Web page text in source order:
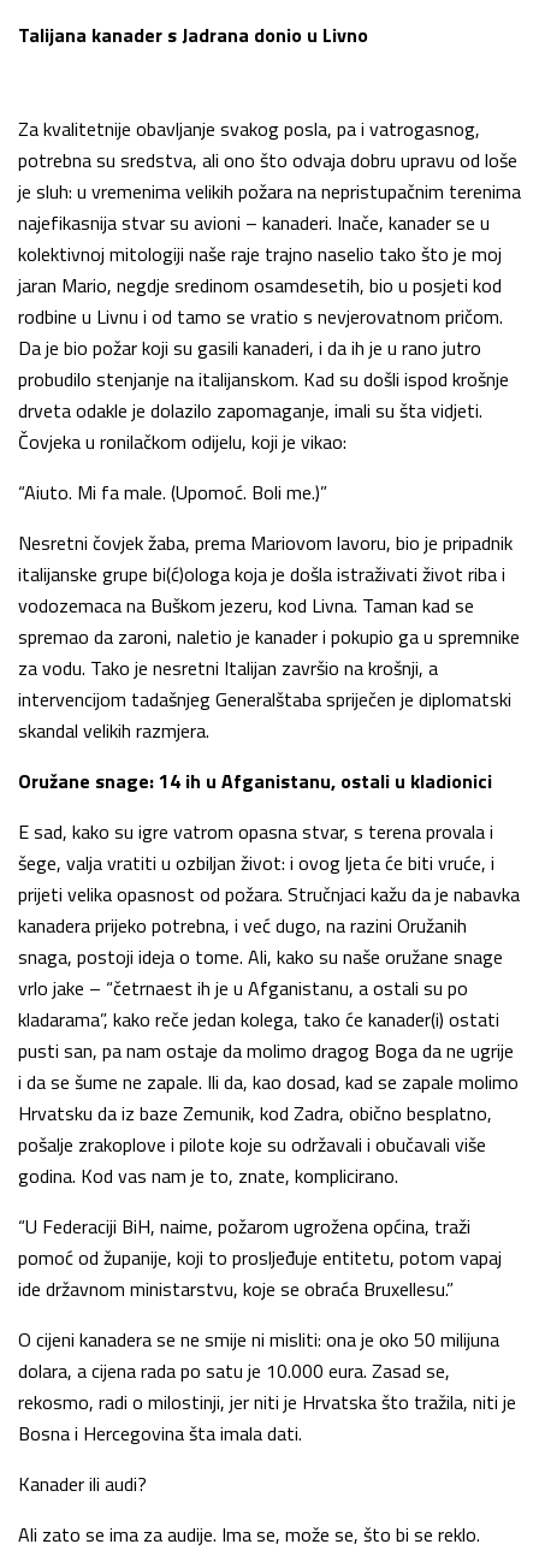
Talijana kanader s Jadrana donio u Livno
Za kvalitetnije obavljanje svakog posla, pa i vatrogasnog,
potrebna su sredstva, ali ono što odvaja dobru upravu od loše
je sluh: u vremenima velikih požara na nepristupačnim terenima
najefikasnija stvar su avioni – kanaderi. Inače, kanader se u
kolektivnoj mitologiji naše raje trajno naselio tako što je moj
jaran Mario, negdje sredinom osamdesetih, bio u posjeti kod
rodbine u Livnu i od tamo se vratio s nevjerovatnom pričom.
Da je bio požar koji su gasili kanaderi, i da ih je u rano jutro
probudilo stenjanje na italijanskom. Kad su došli ispod krošnje
drveta odakle je dolazilo zapomaganje, imali su šta vidjeti.
Čovjeka u ronilačkom odijelu, koji je vikao:
“Aiuto. Mi fa male. (Upomoć. Boli me.)”
Nesretni čovjek žaba, prema Mariovom lavoru, bio je pripadnik
italijanske grupe bi(ć)ologa koja je došla istraživati život riba i
vodozemaca na Buškom jezeru, kod Livna. Taman kad se
spremao da zaroni, naletio je kanader i pokupio ga u spremnike
za vodu. Tako je nesretni Italijan završio na krošnji, a
intervencijom tadašnjeg Generalštaba spriječen je diplomatski
skandal velikih razmjera.
Oružane snage: 14 ih u Afganistanu, ostali u kladionici
E sad, kako su igre vatrom opasna stvar, s terena provala i
šege, valja vratiti u ozbiljan život: i ovog ljeta će biti vruće, i
prijeti velika opasnost od požara. Stručnjaci kažu da je nabavka
kanadera prijeko potrebna, i već dugo, na razini Oružanih
snaga, postoji ideja o tome. Ali, kako su naše oružane snage
vrlo jake – “četrnaest ih je u Afganistanu, a ostali su po
kladarama”, kako reče jedan kolega, tako će kanader(i) ostati
pusti san, pa nam ostaje da molimo dragog Boga da ne ugrije
i da se šume ne zapale. Ili da, kao dosad, kad se zapale molimo
Hrvatsku da iz baze Zemunik, kod Zadra, obično besplatno,
pošalje zrakoplove i pilote koje su održavali i obučavali više
godina. Kod vas nam je to, znate, komplicirano.
“U Federaciji BiH, naime, požarom ugrožena općina, traži
pomoć od županije, koji to prosljeđuje entitetu, potom vapaj
ide državnom ministarstvu, koje se obraća Bruxellesu.”
O cijeni kanadera se ne smije ni misliti: ona je oko 50 milijuna
dolara, a cijena rada po satu je 10.000 eura. Zasad se,
rekosmo, radi o milostinji, jer niti je Hrvatska što tražila, niti je
Bosna i Hercegovina šta imala dati.
Kanader ili audi?
Ali zato se ima za audije. Ima se, može se, što bi se reklo.